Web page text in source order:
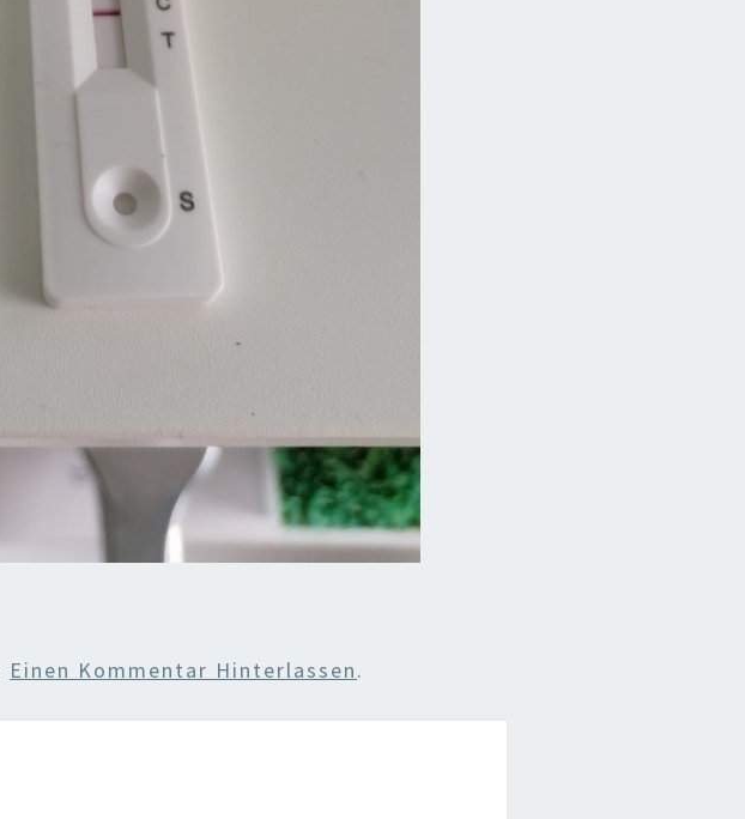
Einen Kommentar Hinterlassen.